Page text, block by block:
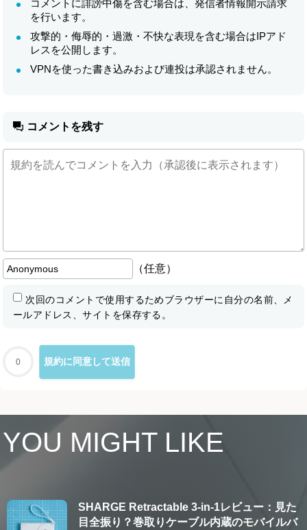
コメントに誹謗中傷を含む場合は、発信者情報開示請求
を行います。
攻撃的・侮辱的・過激・不快な表現を含む場合はIPアド
レスを公開します。
VPNを使った書き込みおよび連投は承認されません。
コメントを残す
（任意）
次回のコメントで使用するためブラウザーに自分の名前、メ
ールアドレス、サイトを保存する。
0
YOU MIGHT LIKE
SHARGE Retractable 3-in-1レビュー：見た
目全振り？巻取りケーブル内蔵のモバイルバ